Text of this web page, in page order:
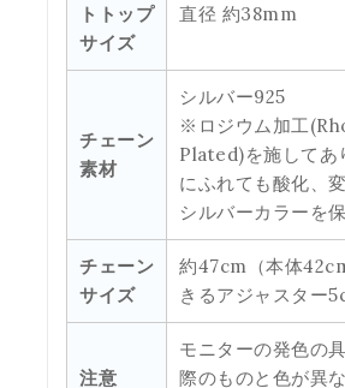
トトップ
サイズ
直径 約38mm
チェーン
素材
シルバー925
※ロジウム加工
Plated)を施してあ
にふれても酸化、
シルバーカラーを保
チェーン
サイズ
約47cm（本体
きるアジャスター
注意
モニターの発色の
際のものと色が異